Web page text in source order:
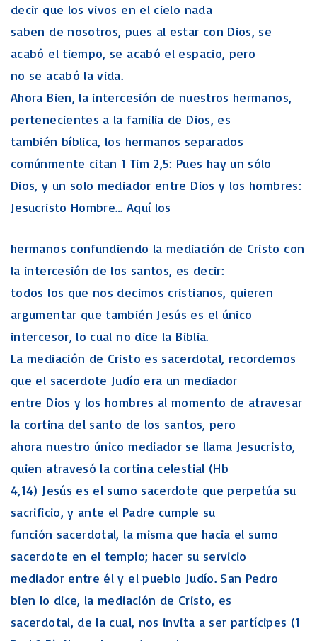
decir que los vivos en el cielo nada
saben de nosotros, pues al estar con Dios, se
acabó el tiempo, se acabó el espacio, pero
no se acabó la vida.
Ahora Bien, la intercesión de nuestros hermanos,
pertenecientes a la familia de Dios, es
también bíblica, los hermanos separados
comúnmente citan 1 Tim 2,5: Pues hay un sólo
Dios, y un solo mediador entre Dios y los hombres:
Jesucristo Hombre… Aquí los
hermanos confundiendo la mediación de Cristo con
la intercesión de los santos, es decir:
todos los que nos decimos cristianos, quieren
argumentar que también Jesús es el único
intercesor, lo cual no dice la Biblia.
La mediación de Cristo es sacerdotal, recordemos
que el sacerdote Judío era un mediador
entre Dios y los hombres al momento de atravesar
la cortina del santo de los santos, pero
ahora nuestro único mediador se llama Jesucristo,
quien atravesó la cortina celestial (Hb
4,14) Jesús es el sumo sacerdote que perpetúa su
sacrificio, y ante el Padre cumple su
función sacerdotal, la misma que hacia el sumo
sacerdote en el templo; hacer su servicio
mediador entre él y el pueblo Judío. San Pedro
bien lo dice, la mediación de Cristo, es
sacerdotal, de la cual, nos invita a ser partícipes (1